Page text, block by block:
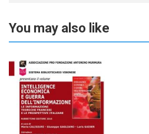
You may also like